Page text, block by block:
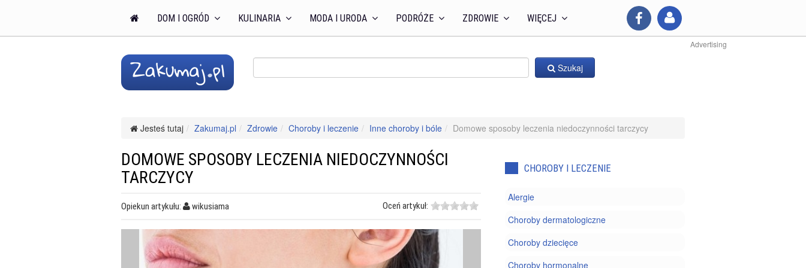
DOM I OGRÓD KULINARIA MODA I URODA PODRÓŻE ZDROWIE WIĘCEJ
Advertising
Szukaj
Jesteś tutaj Zakumaj.pl Zdrowie Choroby i leczenie Inne choroby i bóle Domowe sposoby leczenia niedoczynności tarczycy
DOMOWE SPOSOBY LECZENIA NIEDOCZYNNOŚCI
TARCZYCY
Opiekun artykułu: wikusiama Oceń artykuł:
CHOROBY I LECZENIE
Alergie
Choroby dermatologiczne
Choroby dziecięce
Choroby hormonalne